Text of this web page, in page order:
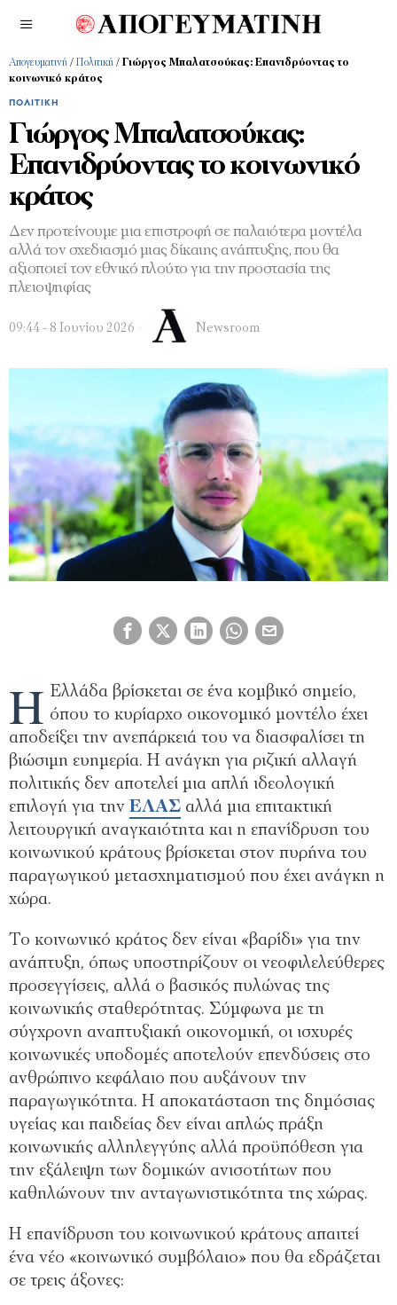
Απογευματινή / Πολιτική / Γιώργος Μπαλατσούκας: Επανιδρύοντας το
κοινωνικό κράτος
ΠΟΛΙΤΙΚΉ
Γιώργος Μπαλατσούκας:
Επανιδρύοντας το κοινωνικό
κράτος
Δεν προτείνουμε μια επιστροφή σε παλαιότερα μοντέλα
αλλά τον σχεδιασμό μιας δίκαιης ανάπτυξης, που θα
αξιοποιεί τον εθνικό πλούτο για την προστασία της
πλειοψηφίας
09:44 - 8 Ιουνίου 2026 Newsroom
Η Ελλάδα βρίσκεται σε ένα κομβικό σημείο,
όπου το κυρίαρχο οικονομικό μοντέλο έχει
αποδείξει την ανεπάρκειά του να διασφαλίσει τη
βιώσιμη ευημερία. Η ανάγκη για ριζική αλλαγή
πολιτικής δεν αποτελεί μια απλή ιδεολογική
επιλογή για την ΕΛΑΣ αλλά μια επιτακτική
λειτουργική αναγκαιότητα και η επανίδρυση του
κοινωνικού κράτους βρίσκεται στον πυρήνα του
παραγωγικού μετασχηματισμού που έχει ανάγκη η
χώρα.
Το κοινωνικό κράτος δεν είναι «βαρίδι» για την
ανάπτυξη, όπως υποστηρίζουν οι νεοφιλελεύθερες
προσεγγίσεις, αλλά ο βασικός πυλώνας της
κοινωνικής σταθερότητας. Σύμφωνα με τη
σύγχρονη αναπτυξιακή οικονομική, οι ισχυρές
κοινωνικές υποδομές αποτελούν επενδύσεις στο
ανθρώπινο κεφάλαιο που αυξάνουν την
παραγωγικότητα. Η αποκατάσταση της δημόσιας
υγείας και παιδείας δεν είναι απλώς πράξη
κοινωνικής αλληλεγγύης αλλά προϋπόθεση για
την εξάλειψη των δομικών ανισοτήτων που
καθηλώνουν την ανταγωνιστικότητα της χώρας.
Η επανίδρυση του κοινωνικού κράτους απαιτεί
ένα νέο «κοινωνικό συμβόλαιο» που θα εδράζεται
σε τρεις άξονες: